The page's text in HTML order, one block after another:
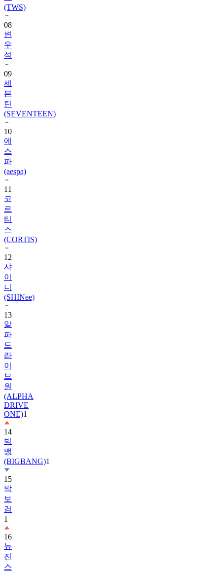
(TWS)
08
변
우
석
09
세
븐
틴
(SEVENTEEN)
10
에
스
파
(aespa)
11
코
르
티
스
(CORTIS)
12
샤
이
니
(SHINee)
13
알
파
드
라
이
브
원
(ALPHA
DRIVE
ONE)1
14
빅
뱅
(BIGBANG)1
15
박
보
검
1
16
뉴
진
스